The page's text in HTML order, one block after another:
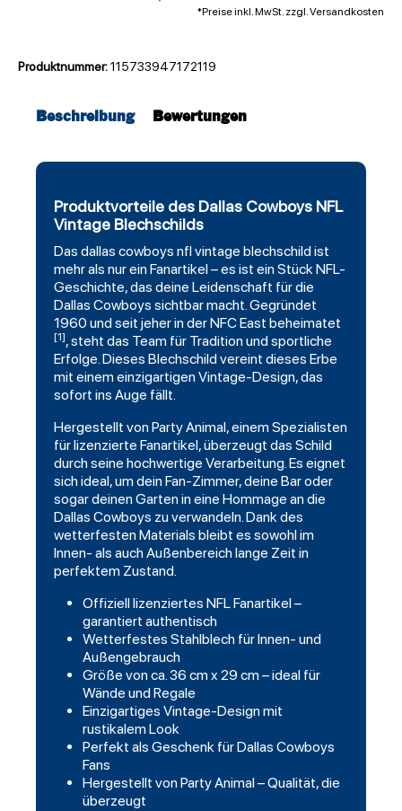
*Preise inkl. MwSt. zzgl. Versandkosten
Produktnummer:115733947172119
Beschreibung Bewertungen
Produktvorteile des Dallas Cowboys NFL
Vintage Blechschilds
Das dallas cowboys nfl vintage blechschild ist
mehr als nur ein Fanartikel – es ist ein Stück NFL-
Geschichte, das deine Leidenschaft für die
Dallas Cowboys sichtbar macht. Gegründet
1960 und seit jeher in der NFC East beheimatet
[1], steht das Team für Tradition und sportliche
Erfolge. Dieses Blechschild vereint dieses Erbe
mit einem einzigartigen Vintage-Design, das
sofort ins Auge fällt.
Hergestellt vonParty Animal, einem Spezialisten
für lizenzierte Fanartikel, überzeugt das Schild
durch seine hochwertige Verarbeitung. Es eignet
sich ideal, um dein Fan-Zimmer, deine Bar oder
sogar deinen Garten in eine Hommage an die
Dallas Cowboys zu verwandeln. Dank des
wetterfesten Materials bleibt es sowohl im
Innen- als auch Außenbereich lange Zeit in
perfektem Zustand.
Offiziell lizenziertes NFL Fanartikel –
garantiert authentisch
Wetterfestes Stahlblech für Innen- und
Außengebrauch
Größe von ca. 36 cm x 29 cm – ideal für
Wände und Regale
Einzigartiges Vintage-Design mit
rustikalem Look
Perfekt als Geschenk für Dallas Cowboys
Fans
Hergestellt von Party Animal – Qualität, die
überzeugt